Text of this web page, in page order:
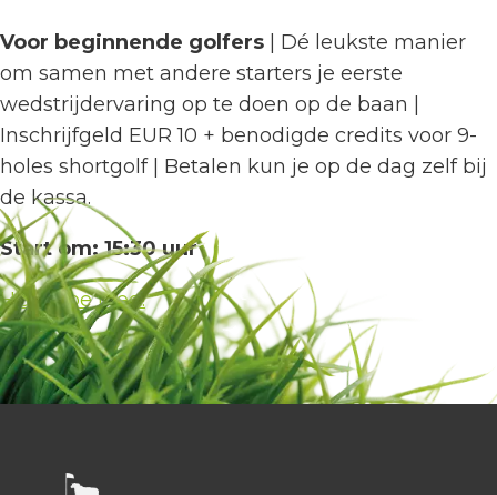
Voor beginnende golfers | Dé leukste manier
om samen met andere starters je eerste
wedstrijdervaring op te doen op de baan |
Inschrijfgeld EUR 10 + benodigde credits voor 9-
holes shortgolf| Betalen kun je op de dag zelf bij
de kassa.
Start om: 15:30 uur
HGC Doe Mee!